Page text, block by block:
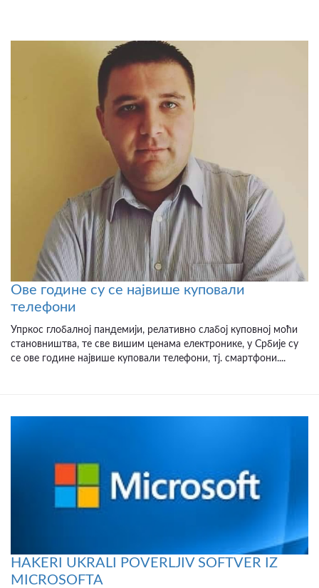
Ове године су се највише куповали
телефони
Упркос глобалној пандемији, релативно слабој куповној моћи
становништва, те све вишим ценама електронике, у Србије су
се ове године највише куповали телефони, тј. смартфони....
HAKERI UKRALI POVERLJIV SOFTVER IZ
MICROSOFTA